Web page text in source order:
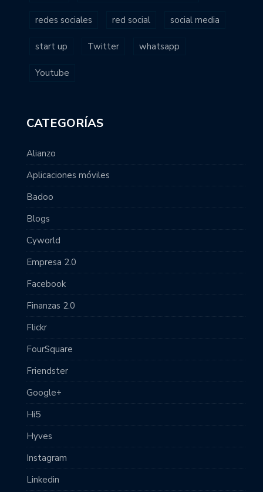
redes sociales red social social media
start up Twitter whatsapp
Youtube
CATEGORÍAS
Alianzo
Aplicaciones móviles
Badoo
Blogs
Cyworld
Empresa 2.0
Facebook
Finanzas 2.0
Flickr
FourSquare
Friendster
Google+
Hi5
Hyves
Instagram
Linkedin